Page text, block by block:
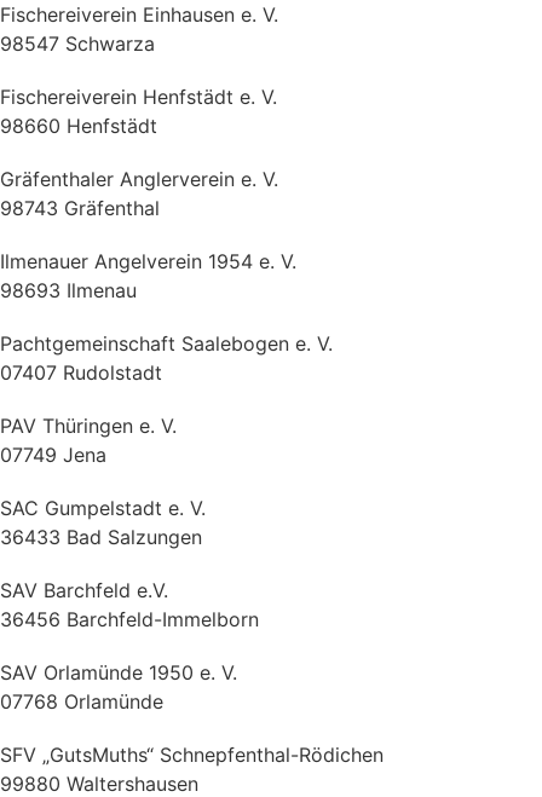
Fischereiverein Einhausen e. V.
98547 Schwarza
Fischereiverein Henfstädt e. V.
98660 Henfstädt
Gräfenthaler Anglerverein e. V.
98743 Gräfenthal
Ilmenauer Angelverein 1954 e. V.
98693 Ilmenau
Pachtgemeinschaft Saalebogen e. V.
07407 Rudolstadt
PAV Thüringen e. V.
07749 Jena
SAC Gumpelstadt e. V.
36433 Bad Salzungen
SAV Barchfeld e.V.
36456 Barchfeld-Immelborn
SAV Orlamünde 1950 e. V.
07768 Orlamünde
SFV „GutsMuths“ Schnepfenthal-Rödichen
99880 Waltershausen